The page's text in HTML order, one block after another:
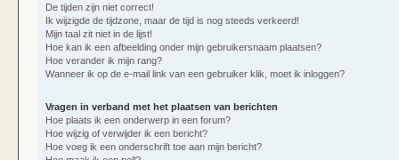
De tijden zijn niet correct!
Ik wijzigde de tijdzone, maar de tijd is nog steeds verkeerd!
Mijn taal zit niet in de lijst!
Hoe kan ik een afbeelding onder mijn gebruikersnaam plaatsen?
Hoe verander ik mijn rang?
Wanneer ik op de e-mail link van een gebruiker klik, moet ik inloggen?
Vragen in verband met het plaatsen van berichten
Hoe plaats ik een onderwerp in een forum?
Hoe wijzig of verwijder ik een bericht?
Hoe voeg ik een onderschrift toe aan mijn bericht?